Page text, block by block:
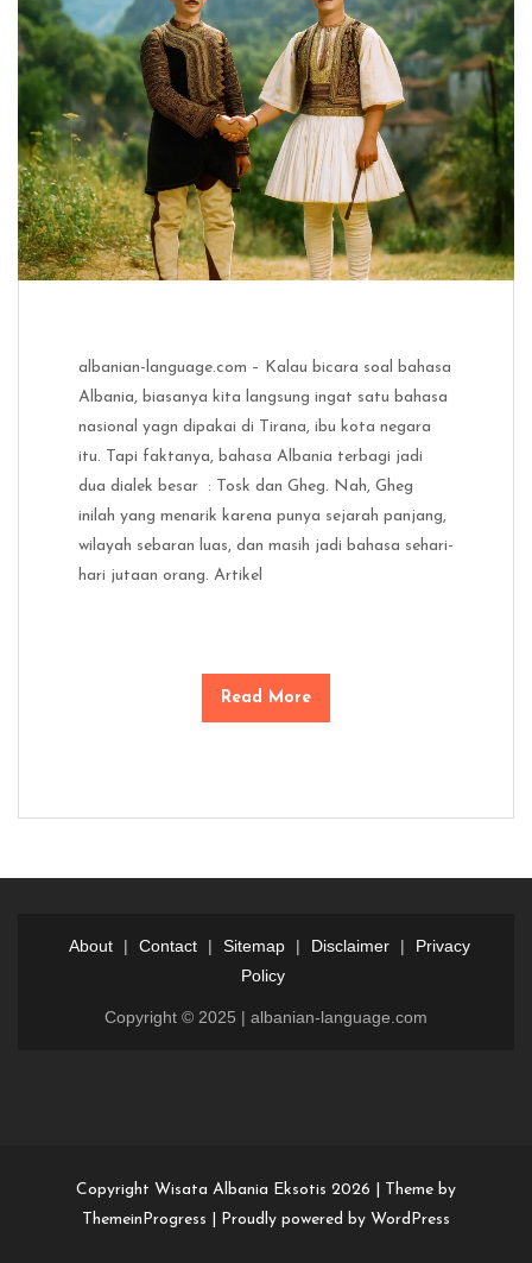
albanian-language.com – Kalau bicara soal bahasa
Albania, biasanya kita langsung ingat satu bahasa
nasional yagn dipakai di Tirana, ibu kota negara
itu. Tapi faktanya, bahasa Albania terbagi jadi
dua dialek besar : Tosk dan Gheg. Nah, Gheg
inilah yang menarik karena punya sejarah panjang,
wilayah sebaran luas, dan masih jadi bahasa sehari-
hari jutaan orang. Artikel
Read More
About | Contact | Sitemap | Disclaimer |
Privacy
Policy
Copyright © 2025 | albanian-language.com
Copyright Wisata Albania Eksotis 2026 |
Theme by
ThemeinProgress
Proudly powered by WordPress